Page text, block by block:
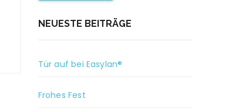
NEUESTE BEITRÄGE
Tür auf bei Easylan®
Frohes Fest